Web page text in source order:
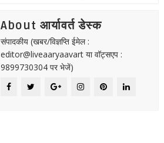
About आर्यावर्त डेस्क
संपादकीय (खबर/विज्ञप्ति ईमेल :
editor@liveaaryaavart या वॉट्सएप :
9899730304 पर भेजें)